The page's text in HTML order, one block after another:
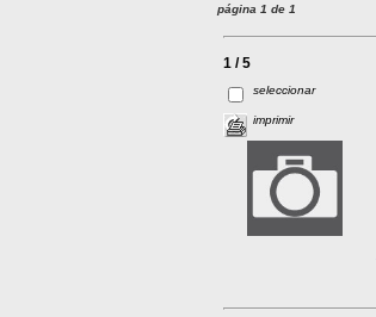
página 1 de 1
1 / 5
seleccionar
imprimir